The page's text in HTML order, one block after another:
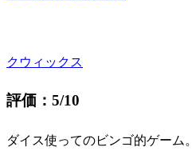
クウィックス
評価：5/10
ダイス使ってのビンゴ的ゲーム。